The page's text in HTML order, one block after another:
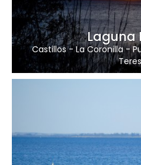
Laguna
Castillos-La Coronilla-